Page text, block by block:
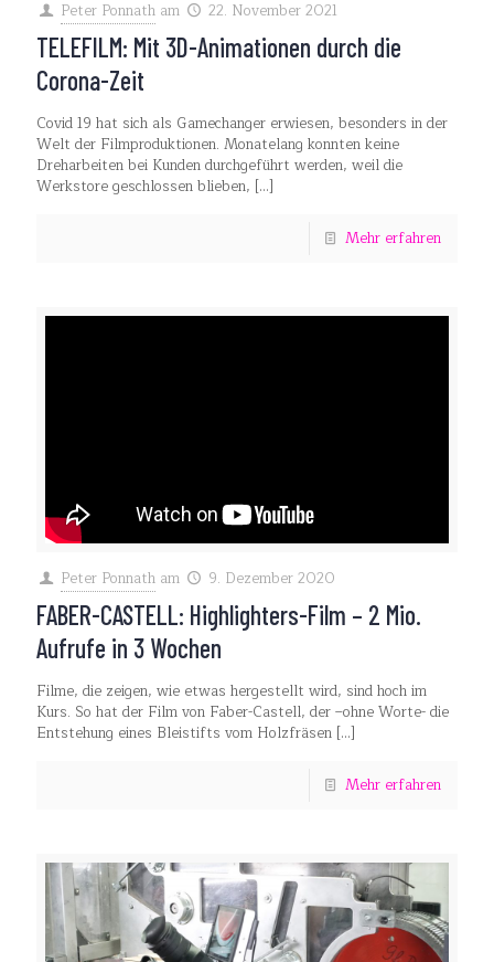
Peter Ponnath am 22. November 2021
TELEFILM: Mit 3D-Animationen durch die
Corona-Zeit
Covid 19 hat sich als Gamechanger erwiesen, besonders in der
Welt der Filmproduktionen. Monatelang konnten keine
Dreharbeiten bei Kunden durchgeführt werden, weil die
Werkstore geschlossen blieben, […]
Mehr erfahren
Peter Ponnath am 9. Dezember 2020
FABER-CASTELL: Highlighters-Film – 2 Mio.
Aufrufe in 3 Wochen
Filme, die zeigen, wie etwas hergestellt wird, sind hoch im
Kurs. So hat der Film von Faber-Castell, der –ohne Worte- die
Entstehung eines Bleistifts vom Holzfräsen […]
Mehr erfahren